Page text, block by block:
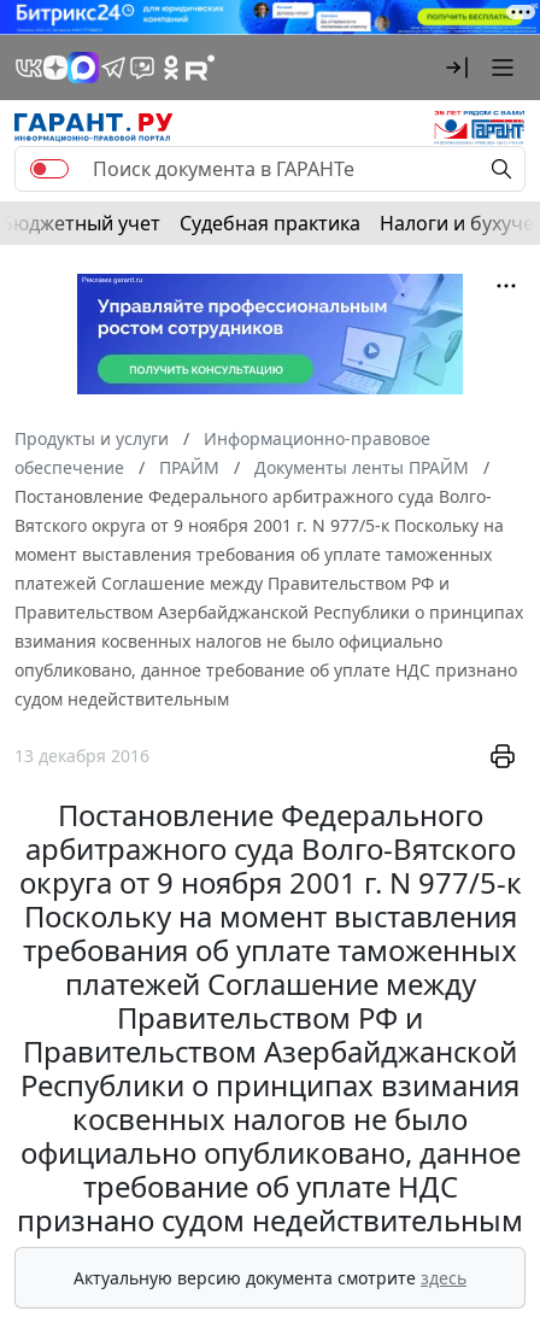
Бюджетный учет Судебная практика Налоги и
Продукты и услуги
Информационно-правовое
обеспечение
ПРАЙМ
Документы ленты ПРАЙМ
Постановление Федерального арбитражного суда Волго-
Вятского округа от 9 ноября 2001 г. N 977/5-к Поскольку на
момент выставления требования об уплате таможенных
платежей Соглашение между Правительством РФ и
Правительством Азербайджанской Республики о принципах
взимания косвенных налогов не было официально
опубликовано, данное требование об уплате НДС признано
судом недействительным
13 декабря 2016
Постановление Федерального
арбитражного суда Волго-Вятского
округа от 9 ноября 2001 г. N 977/5-к
Поскольку на момент выставления
требования об уплате таможенных
платежей Соглашение между
Правительством РФ и
Правительством Азербайджанской
Республики о принципах взимания
косвенных налогов не было
официально опубликовано, данное
требование об уплате НДС
признано судом недействительным
Актуальную версию документа смотрите здесь